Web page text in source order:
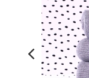
Voir les détails